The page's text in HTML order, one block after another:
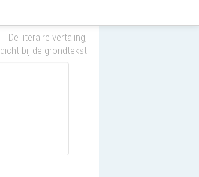
De literaire vertaling,
dicht bij de grondtekst